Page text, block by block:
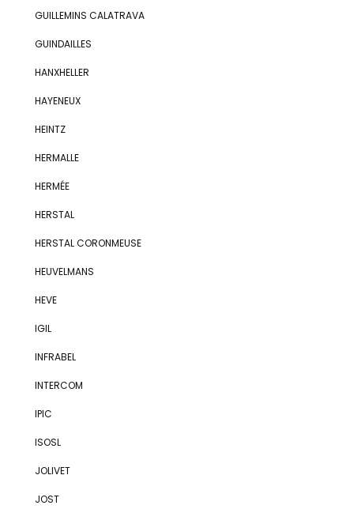
GUILLEMINS CALATRAVA
GUINDAILLES
HANXHELLER
HAYENEUX
HEINTZ
HERMALLE
HERMÉE
HERSTAL
HERSTAL CORONMEUSE
HEUVELMANS
HEVE
IGIL
INFRABEL
INTERCOM
IPIC
ISOSL
JOLIVET
JOST